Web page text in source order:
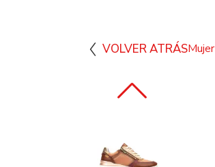
VOLVER ATRÁSMujer